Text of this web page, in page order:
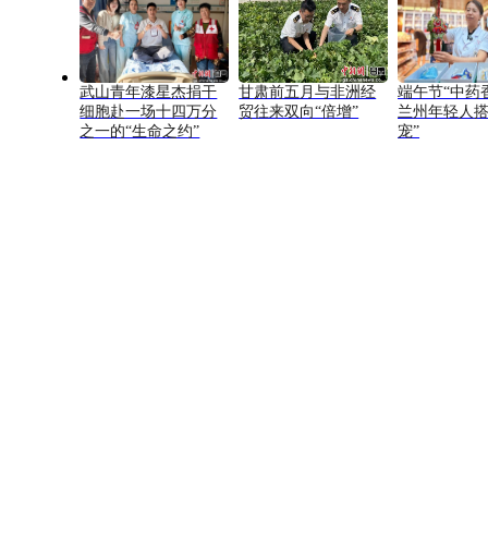
武山青年漆星杰捐干
细胞赴一场十四万分
之一的“生命之约”
甘肃前五月与非洲经
贸往来双向“倍增”
端午节“中药
兰州年轻人
宠”